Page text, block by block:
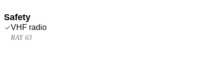
Safety
VHF radio
RAY 63